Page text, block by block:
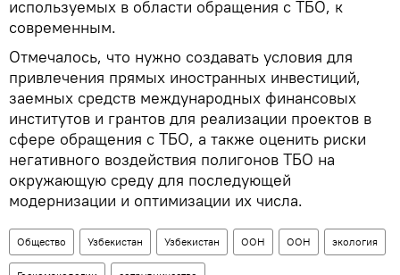
используемых в области обращения с ТБО, к
современным.
Отмечалось, что нужно создавать условия для
привлечения прямых иностранных инвестиций,
заемных средств международных финансовых
институтов и грантов для реализации проектов в
сфере обращения с ТБО, а также оценить риски
негативного воздействия полигонов ТБО на
окружающую среду для последующей
модернизации и оптимизации их числа.
Общество Узбекистан Узбекистан ООН ООН экология